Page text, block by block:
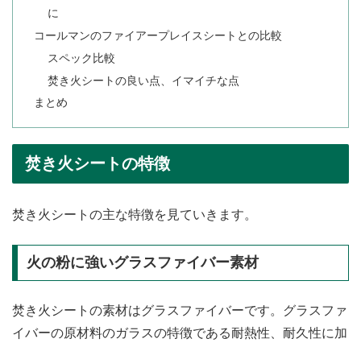
に
コールマンのファイアープレイスシートとの比較
スペック比較
焚き火シートの良い点、イマイチな点
まとめ
焚き火シートの特徴
焚き火シートの主な特徴を見ていきます。
火の粉に強いグラスファイバー素材
焚き火シートの素材はグラスファイバーです。グラスファ
イバーの原材料のガラスの特徴である耐熱性、耐久性に加